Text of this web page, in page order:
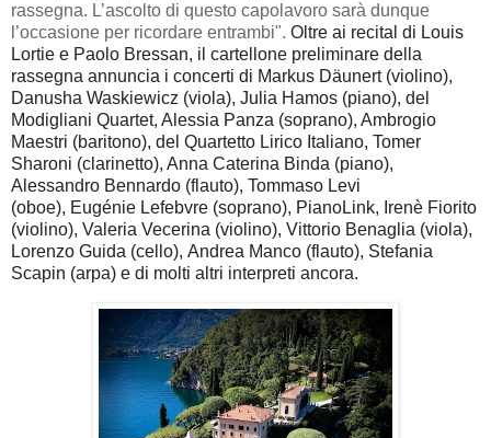
rassegna. L’ascolto di questo capolavoro sarà dunque
l’occasione per ricordare entrambi". Oltre ai recital di Louis
Lortie e Paolo Bressan, il cartellone preliminare della
rassegna annuncia i concerti di Markus Däunert (violino),
Danusha Waskiewicz (viola), Julia Hamos (piano), del
Modigliani Quartet, Alessia Panza (soprano), Ambrogio
Maestri (baritono), del Quartetto Lirico Italiano, Tomer
Sharoni (clarinetto), Anna Caterina Binda (piano),
Alessandro Bennardo (flauto), Tommaso Levi
(oboe), Eugénie Lefebvre (soprano), PianoLink, Irenè Fiorito
(violino), Valeria Vecerina (violino), Vittorio Benaglia (viola),
Lorenzo Guida (cello), Andrea Manco (flauto), Stefania
Scapin (arpa) e di molti altri interpreti ancora.